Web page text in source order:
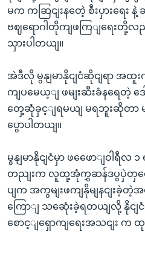
မက ကဆြငျးနတေဲ့ စီးပှားရေး နဲ့
ဗဈရောဂါတိုကျဖကြျရေးတို့လည
သှားပါတယျ။
အဲဒီလို မွနျမာနိုငျငံဆိုငျရာ အ
ကျပမေယ့ျ ဖမျးဆီးခံနရေတဲ့ ဒ
တှေ့ဆုံခှင့ျရမယျ မရဘူးဆိုတာ
ပွောပါတယျ။
မွနျမာနိုငျငံမှာ ဖဖေောျဝါရီလ
တညျးက လူထု့အုံကွှဆန်ဒပွပှဲတှပေ
ပျက အကွမျးဖကျနိုမျနငျးခဲ့တဲ့
ကြောျ သဆေုံးခဲ့ရတယျလို့ နိုငျငံ
စောင့ျရှောကျရေးအသငျး က ထု